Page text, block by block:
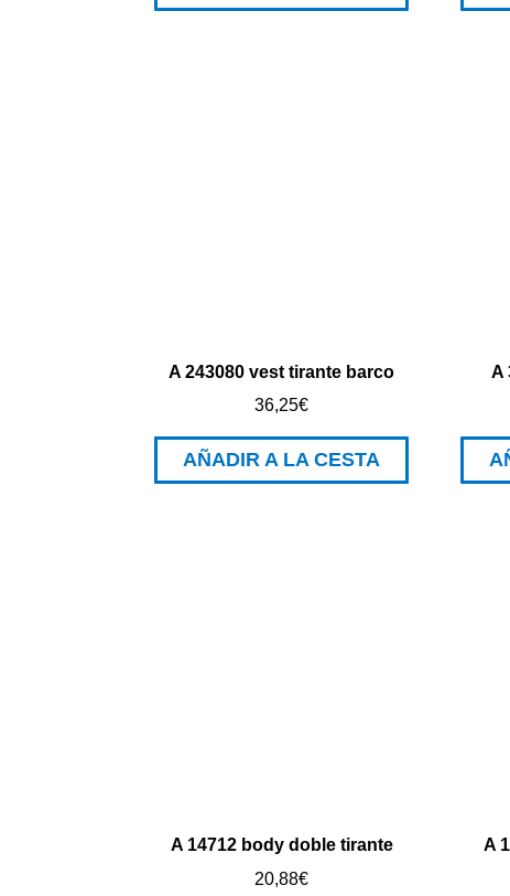
A 243080 vest tirante barco
36,25€
AÑADIR A LA CESTA
A
A 14712 body doble tirante
20,88€
A